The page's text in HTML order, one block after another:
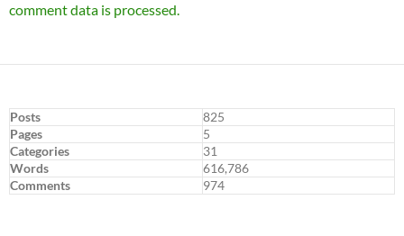
comment data is processed.
Posts
825
Pages
5
Categories
31
Words
616,786
Comments
974